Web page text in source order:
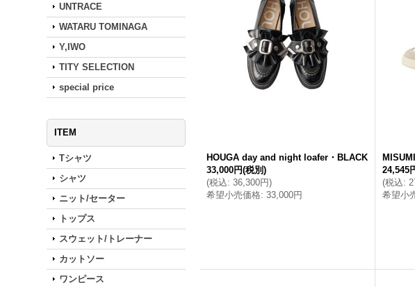
UNTRACE
WATARU TOMINAGA
Y,IWO
TITY SELECTION
special price
ITEM
Tシャツ
シャツ
ニット/セーター
トップス
スウェット/トレーナー
カットソー
ワンピース
HOUGA day and night loafer・BLACK
33,000円(税別)
(税込: 36,300円)
希望小売価格: 33,000円
24,545
(税込:
希望小